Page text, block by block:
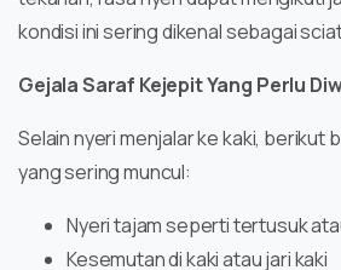
kondisi ini sering dikenal sebagai
Gejala Saraf Kejepit Yang Perlu
Selain nyeri menjalar ke kaki, berikut
yang sering muncul:
Nyeri tajam seperti tertusuk
Kesemutan di kaki atau jari kaki